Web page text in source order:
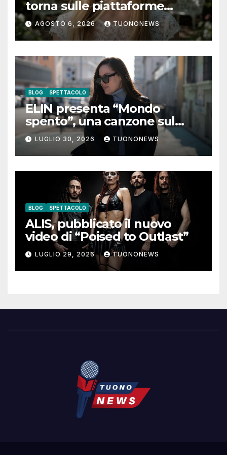
torna sulle piattaforme
digitali con “Luna lei mi
guarda”
AGOSTO 6, 2026 TUONONEWS
BLOG SPETTACOLO
ELIN presenta “Mondo
spento”, una canzone sul
coraggio di lasciare andare i
pensieri negativi
LUGLIO 30, 2026 TUONONEWS
BLOG SPETTACOLO
ALIS, pubblicato il nuovo
video di “Poised to Outlast”
LUGLIO 29, 2026 TUONONEWS